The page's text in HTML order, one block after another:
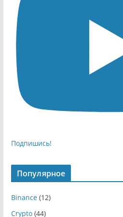
Подпишись!
Популярное
Binance(12)
Crypto(44)